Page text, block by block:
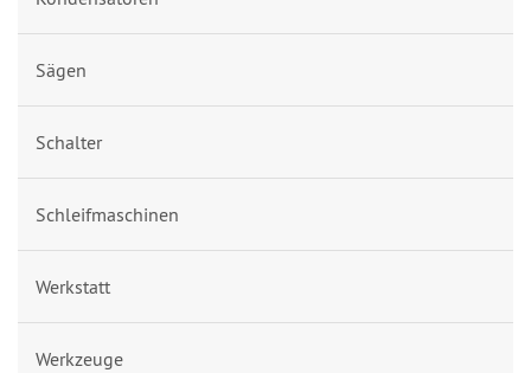
Sägen
Schalter
Schleifmaschinen
Werkstatt
Werkzeuge